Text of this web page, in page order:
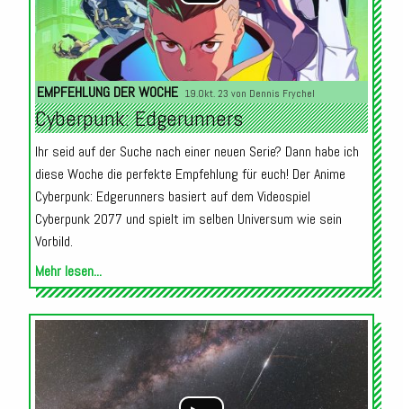
EMPFEHLUNG DER WOCHE 19.Okt. 23 von Dennis Frychel
Cyberpunk: Edgerunners
Ihr seid auf der Suche nach einer neuen Serie? Dann habe ich
diese Woche die perfekte Empfehlung für euch! Der Anime
Cyberpunk: Edgerunners basiert auf dem Videospiel
Cyberpunk 2077 und spielt im selben Universum wie sein
Vorbild.
Mehr lesen...
Audio-
Player